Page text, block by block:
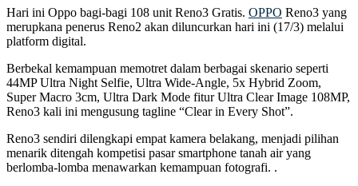
Hari ini Oppo bagi-bagi 108 unit Reno3 Gratis. OPPO Reno3 yang
merupkana penerus Reno2 akan diluncurkan hari ini (17/3) melalui
platform digital.
Berbekal kemampuan memotret dalam berbagai skenario seperti
44MP Ultra Night Selfie, Ultra Wide-Angle, 5x Hybrid Zoom,
Super Macro 3cm, Ultra Dark Mode fitur Ultra Clear Image 108MP,
Reno3 kali ini mengusung tagline “Clear in Every Shot”.
Reno3 sendiri dilengkapi empat kamera belakang, menjadi pilihan
menarik ditengah kompetisi pasar smartphone tanah air yang
berlomba-lomba menawarkan kemampuan fotografi. .